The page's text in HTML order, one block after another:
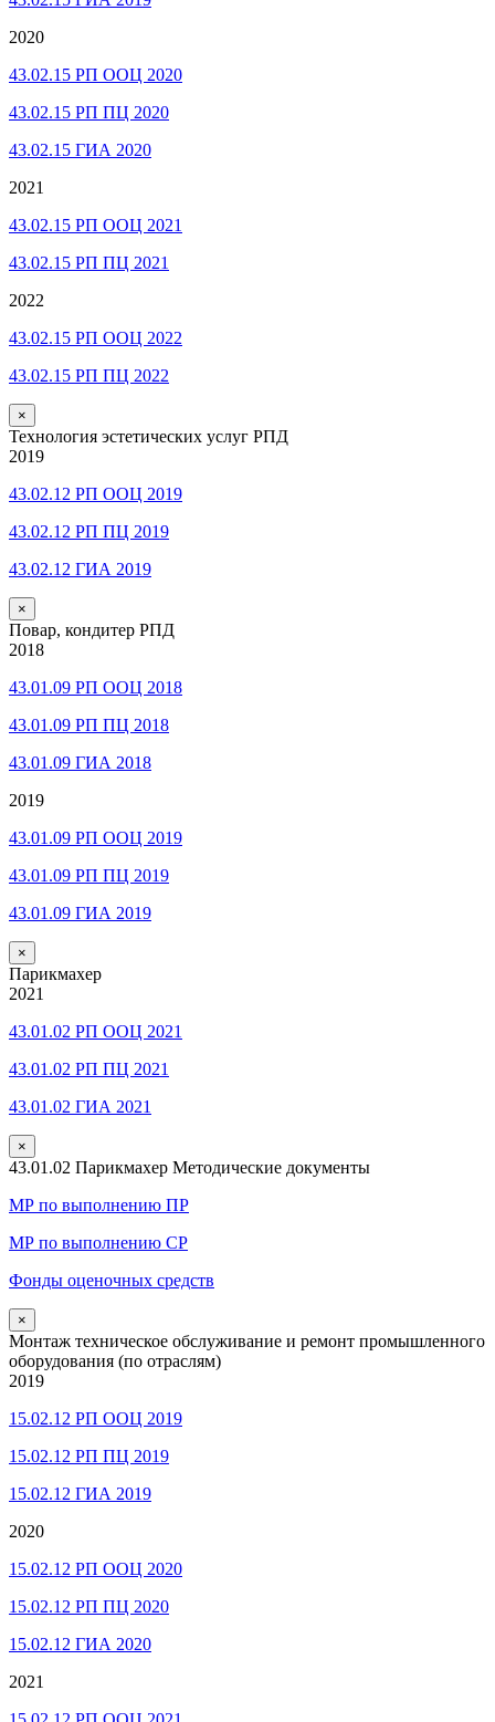
2020
43.02.15 РП ООЦ 2020
43.02.15 РП ПЦ 2020
43.02.15 ГИА 2020
2021
43.02.15 РП ООЦ 2021
43.02.15 РП ПЦ 2021
2022
43.02.15 РП ООЦ 2022
43.02.15 РП ПЦ 2022
×
Технология эстетических услуг РПД
2019
43.02.12 РП ООЦ 2019
43.02.12 РП ПЦ 2019
43.02.12 ГИА 2019
×
Повар, кондитер РПД
2018
43.01.09 РП ООЦ 2018
43.01.09 РП ПЦ 2018
43.01.09 ГИА 2018
2019
43.01.09 РП ООЦ 2019
43.01.09 РП ПЦ 2019
43.01.09 ГИА 2019
×
Парикмахер
2021
43.01.02 РП ООЦ 2021
43.01.02 РП ПЦ 2021
43.01.02 ГИА 2021
×
43.01.02 Парикмахер Методические документы
МР по выполнению ПР
МР по выполнению СР
Фонды оценочных средств
×
Монтаж техническое обслуживание и ремонт промышленного
оборудования (по отраслям)
2019
15.02.12 РП ООЦ 2019
15.02.12 РП ПЦ 2019
15.02.12 ГИА 2019
2020
15.02.12 РП ООЦ 2020
15.02.12 РП ПЦ 2020
15.02.12 ГИА 2020
2021